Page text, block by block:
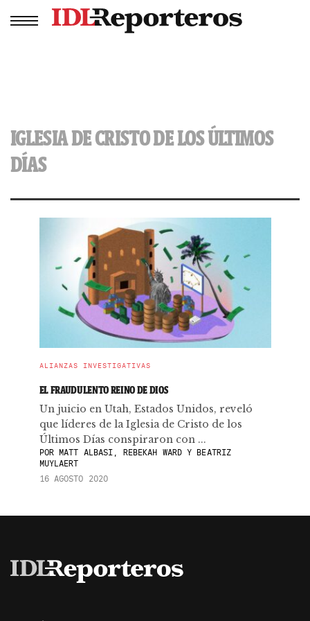
IGLESIA DE CRISTO DE LOS ÚLTIMOS
DÍAS
ALIANZAS INVESTIGATIVAS
EL FRAUDULENTO REINO DE DIOS
Un juicio en Utah, Estados Unidos, reveló
que líderes de la Iglesia de Cristo de los
Últimos Días conspiraron con ...
PORMATT ALBASI, REBEKAH WARD Y BEATRIZ
MUYLAERT
16 AGOSTO 2020